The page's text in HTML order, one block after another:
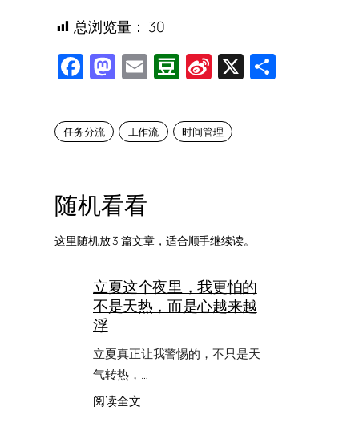
总浏览量： 30
Facebook
Mastodon
EmailDouban
Sina
X
任务分流 工作流 时间管理
随机看看
这里随机放 3 篇文章，适合顺手继续读。
立夏这个夜里，我更怕的
不是天热，而是心越来越
浮
立夏真正让我警惕的，不只是天
气转热，…
阅读全文：